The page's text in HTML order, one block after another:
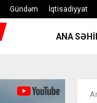
Gündəm İqtisadiyyat
ANA